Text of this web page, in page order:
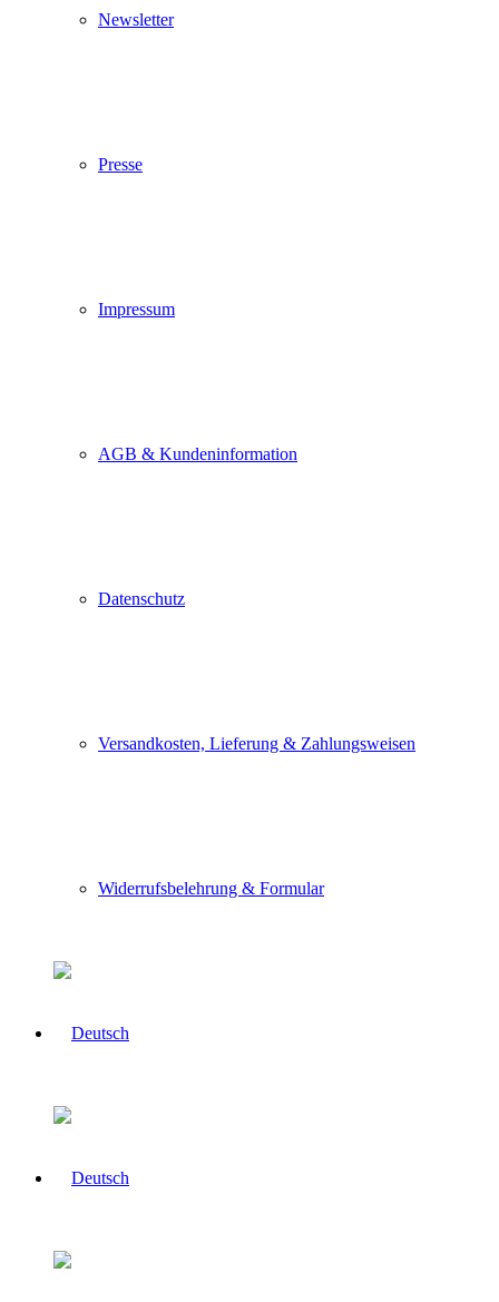
Newsletter
Presse
Impressum
AGB & Kundeninformation
Datenschutz
Versandkosten, Lieferung & Zahlungsweisen
Widerrufsbelehrung & Formular